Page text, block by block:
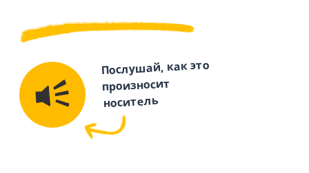
Послушай, как это
произносит
носитель